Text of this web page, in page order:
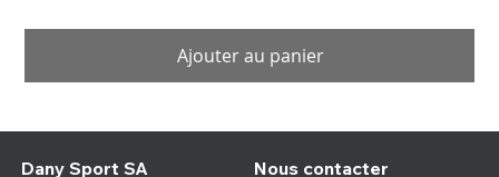
Ajouter au panier
Dany Sport SA Nous contacter